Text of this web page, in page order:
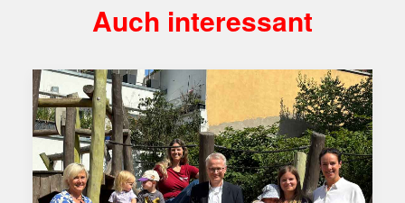
Auch interessant